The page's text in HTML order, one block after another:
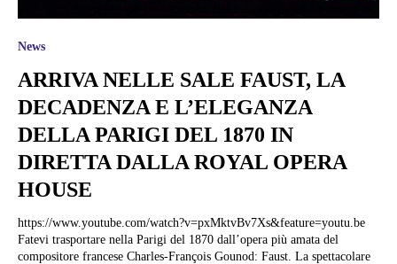
News
ARRIVA NELLE SALE FAUST, LA
DECADENZA E L’ELEGANZA
DELLA PARIGI DEL 1870 IN
DIRETTA DALLA ROYAL OPERA
HOUSE
https://www.youtube.com/watch?v=pxMktvBv7Xs&feature=youtu.be
Fatevi trasportare nella Parigi del 1870 dall’opera più amata del
compositore francese Charles-François Gounod: Faust. La spettacolare